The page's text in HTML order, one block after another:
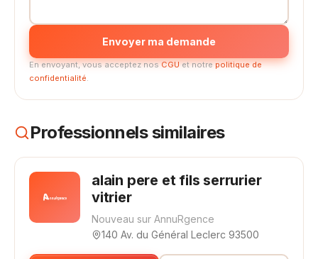
Envoyer ma demande
En envoyant, vous acceptez nosCGUet notrepolitique de
confidentialité.
Professionnels similaires
alain pere et fils serrurier
vitrier
Nouveau sur AnnuRgence
140 Av. du Général Leclerc 93500